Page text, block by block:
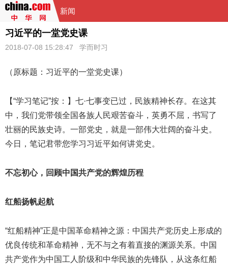
新闻
习近平的一堂党史课
2018-07-08 15:28:47 学而时习
（原标题： 习近平的一堂党史课）
【“学习笔记”按：】七·七事变已过，民族精神长存。在这其
中，我们党带领全国各族人民艰苦奋斗，英勇不屈，书写了
壮丽的民族史诗。一部党史，就是一部伟大壮阔的奋斗史。
今日，笔记君带您学习习近平如何讲党史。
不忘初心，回顾中国共产党的辉煌历程
红船扬帆起航
“红船精神”正是中国革命精神之源：中国共产党历史上形成的
优良传统和革命精神，无不与之有着直接的渊源关系。中国
共产党作为中国工人阶级和中华民族的先锋队，从这条红船